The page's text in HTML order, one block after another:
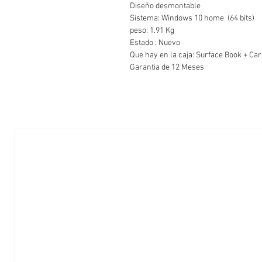
Diseño desmontable
Sistema: Windows 10 home (64 bits)
peso: 1.91 Kg
Estado :
Que hay en la caja: Surface Book +
Garantia de 12 Meses